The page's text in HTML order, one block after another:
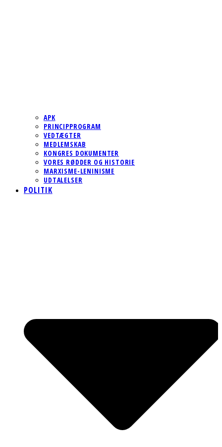
APK
PRINCIPPROGRAM
VEDTÆGTER
MEDLEMSKAB
KONGRES DOKUMENTER
VORES RØDDER OG HISTORIE
MARXISME-LENINISME
UDTALELSER
POLITIK